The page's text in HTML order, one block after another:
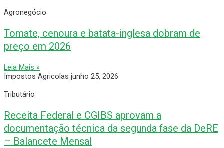
Agronegócio
Tomate, cenoura e batata-inglesa dobram de
preço em 2026
Leia Mais »
Impostos Agricolas junho 25, 2026
Tributário
Receita Federal e CGIBS aprovam a
documentação técnica da segunda fase da DeRE
– Balancete Mensal